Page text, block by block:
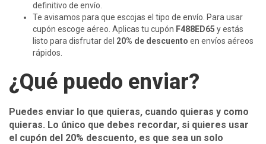
definitivo de envío.
Te avisamos para que escojas el tipo de envío. Para usar
cupón escoge aéreo. Aplicas tu cupón F488ED65 y estás
listo para disfrutar del 20% de descuento en envíos aéreos
rápidos.
¿Qué puedo enviar?
Puedes enviar lo que quieras, cuando quieras y como
quieras. Lo único que debes recordar, si quieres usar
el cupón del 20% descuento, es que sea un solo